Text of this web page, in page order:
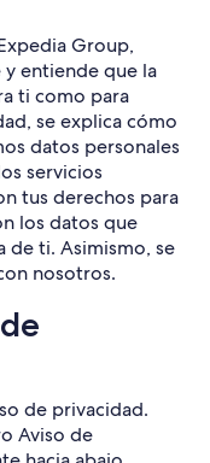
Group,
entiende que la
ti como para
se explica cómo
datos personales
servicios
tus derechos para
los datos que
de ti. Asimismo, se
nosotros.
de privacidad.
Aviso de